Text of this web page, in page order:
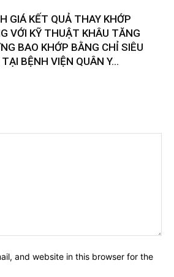
GIÁ KẾT QUẢ THAY KHỚP
VỚI KỸ THUẬT KHÂU TĂNG
BAO KHỚP BẰNG CHỈ SIÊU
BỆNH VIỆN QUÂN Y...
and website in this browser for the